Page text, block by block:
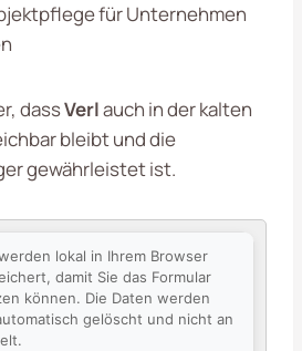
für Unternehmen
dassVerlauch in der kalten
bleibt und die
gewährleistet ist.
lokal in Ihrem Browser
damit Sie das Formular
können. Die Daten werden
gelöscht und nicht an